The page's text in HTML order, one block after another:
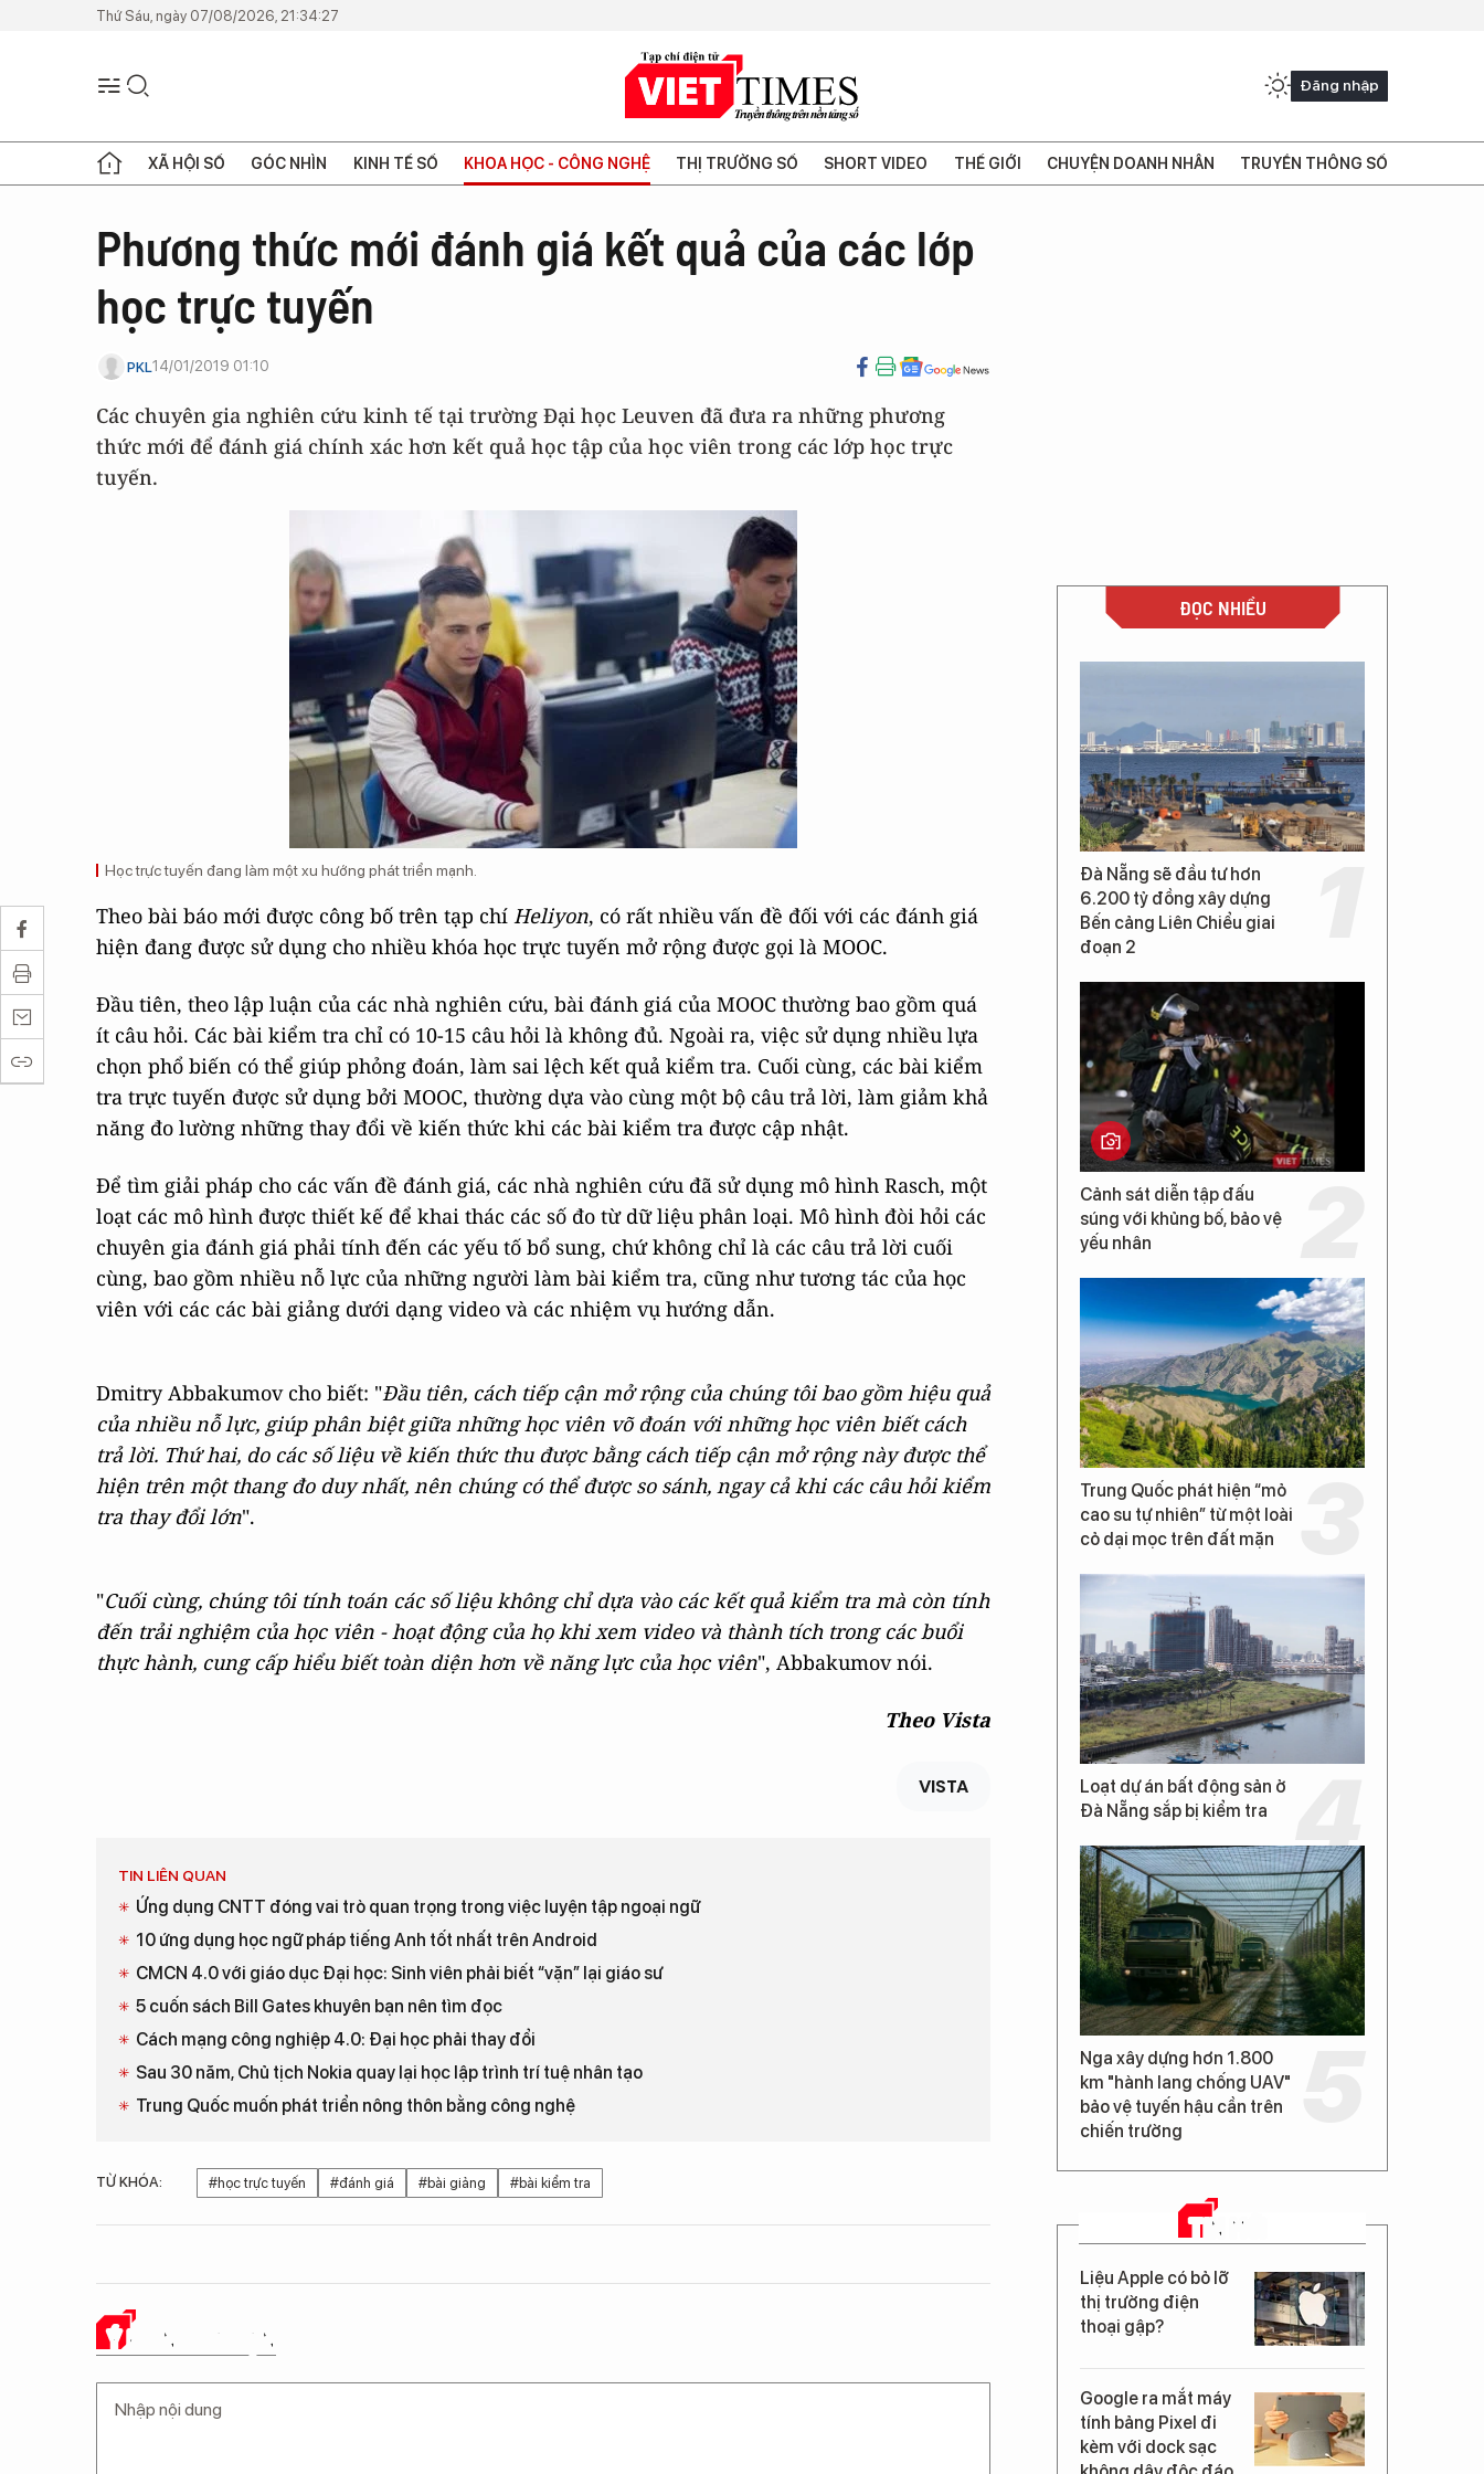
Thứ Sáu, ngày 07/08/2026, 21:34:27
Đăng nhập
XÃ HỘI SỐ GÓC NHÌN KINH TẾ SỐ KHOA HỌC - CÔNG NGHỆ THỊ TRƯỜNG SỐ SHORT VIDEO THẾ GIỚI CHUYỆN DOANH NHÂN TRUYỀN THÔNG SỐ
Phương thức mới đánh giá kết quả của các lớp
học trực tuyến
PKL14/01/2019 01:10
Các chuyên gia nghiên cứu kinh tế tại trường Đại học Leuven đã đưa ra những phương
thức mới để đánh giá chính xác hơn kết quả học tập của học viên trong các lớp học trực
tuyến.
Học trực tuyến đang làm một xu hướng phát triển mạnh.
Theo bài báo mới được công bố trên tạp chí Heliyon, có rất nhiều vấn đề đối với các đánh giá
hiện đang được sử dụng cho nhiều khóa học trực tuyến mở rộng được gọi là MOOC.
Đầu tiên, theo lập luận của các nhà nghiên cứu, bài đánh giá của MOOC thường bao gồm quá
ít câu hỏi. Các bài kiểm tra chỉ có 10-15 câu hỏi là không đủ. Ngoài ra, việc sử dụng nhiều lựa
chọn phổ biến có thể giúp phỏng đoán, làm sai lệch kết quả kiểm tra. Cuối cùng, các bài kiểm
tra trực tuyến được sử dụng bởi MOOC, thường dựa vào cùng một bộ câu trả lời, làm giảm khả
năng đo lường những thay đổi về kiến thức khi các bài kiểm tra được cập nhật.
Để tìm giải pháp cho các vấn đề đánh giá, các nhà nghiên cứu đã sử dụng mô hình Rasch, một
loạt các mô hình được thiết kế để khai thác các số đo từ dữ liệu phân loại. Mô hình đòi hỏi các
chuyên gia đánh giá phải tính đến các yếu tố bổ sung, chứ không chỉ là các câu trả lời cuối
cùng, bao gồm nhiều nỗ lực của những người làm bài kiểm tra, cũng như tương tác của học
viên với các các bài giảng dưới dạng video và các nhiệm vụ hướng dẫn.
Dmitry Abbakumov cho biết: "Đầu tiên, cách tiếp cận mở rộng của chúng tôi bao gồm hiệu quả
của nhiều nỗ lực, giúp phân biệt giữa những học viên võ đoán với những học viên biết cách
trả lời. Thứ hai, do các số liệu về kiến thức thu được bằng cách tiếp cận mở rộng này được thể
hiện trên một thang đo duy nhất, nên chúng có thể được so sánh, ngay cả khi các câu hỏi kiểm
tra thay đổi lớn".
"Cuối cùng, chúng tôi tính toán các số liệu không chỉ dựa vào các kết quả kiểm tra mà còn tính
đến trải nghiệm của học viên - hoạt động của họ khi xem video và thành tích trong các buổi
thực hành, cung cấp hiểu biết toàn diện hơn về năng lực của học viên", Abbakumov nói.
Theo Vista
VISTA
TIN LIÊN QUAN
Ứng dụng CNTT đóng vai trò quan trọng trong việc luyện tập ngoại ngữ
10 ứng dụng học ngữ pháp tiếng Anh tốt nhất trên Android
CMCN 4.0 với giáo dục Đại học: Sinh viên phải biết “vặn” lại giáo sư
5 cuốn sách Bill Gates khuyên bạn nên tìm đọc
Cách mạng công nghiệp 4.0: Đại học phải thay đổi
Sau 30 năm, Chủ tịch Nokia quay lại học lập trình trí tuệ nhân tạo
Trung Quốc muốn phát triển nông thôn bằng công nghệ
TỪ KHÓA: #học trực tuyến #đánh giá #bài giảng #bài kiểm tra
Ý KIẾN CỦA BẠN
ĐỌC NHIỀU
Đà Nẵng sẽ đầu tư hơn
6.200 tỷ đồng xây dựng
Bến cảng Liên Chiểu giai
đoạn 2
Cảnh sát diễn tập đấu
súng với khủng bố, bảo vệ
yếu nhân
Trung Quốc phát hiện “mỏ
cao su tự nhiên” từ một loài
cỏ dại mọc trên đất mặn
Loạt dự án bất động sản ở
Đà Nẵng sắp bị kiểm tra
Nga xây dựng hơn 1.800
km "hành lang chống UAV"
bảo vệ tuyến hậu cần trên
chiến trường
TIN MỚI
Liệu Apple có bỏ lỡ
thị trường điện
thoại gập?
Google ra mắt máy
tính bảng Pixel đi
kèm với dock sạc